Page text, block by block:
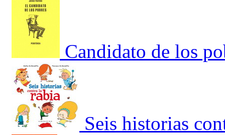
Candidato de los
Seis historias